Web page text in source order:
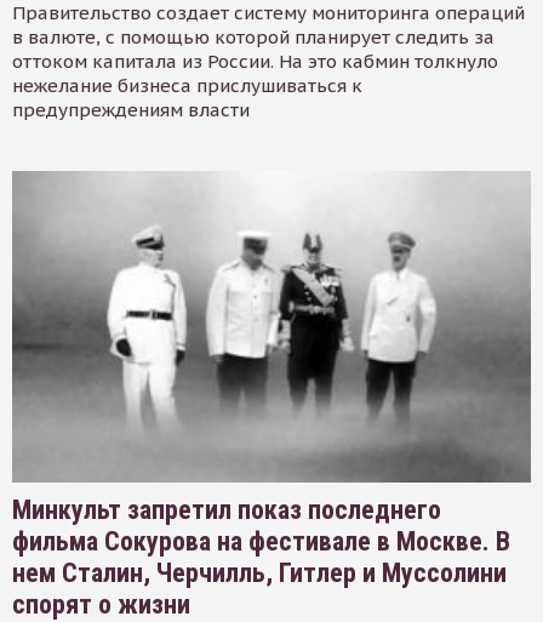
Правительство создает систему мониторинга операций
в валюте, с помощью которой планирует следить за
оттоком капитала из России. На это кабмин толкнуло
нежелание бизнеса прислушиваться к
предупреждениям власти
Минкульт запретил показ последнего
фильма Сокурова на фестивале в Москве. В
нем Сталин, Черчилль, Гитлер и Муссолини
спорят о жизни